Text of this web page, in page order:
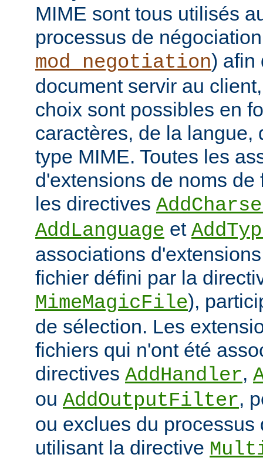
MIME sont tous utilisés
processus de
mod_negotiation) afin
document servir au
choix sont possibles en
caractères, de la langue,
type MIME. Toutes les
d'extensions de noms
les directives
AddLanguage et
associations
fichier défini par la
MimeMagicFile),
de sélection. Les
fichiers qui n'ont été
directives AddHandler,
ou AddOutputFilter,
ou exclues du processus
utilisant la directive